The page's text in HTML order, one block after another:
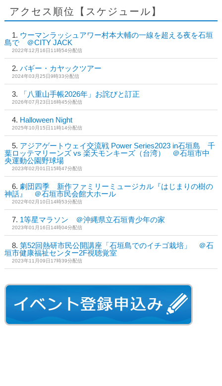
アクセス順位【スケジュール】
ウーマンラッシュアワー村本大輔の一線を超える夜を石垣
島で ＠CITY JACK
2022年12月16日11時54分配信
バギー・カヤックツアー
2024年03月25日9時33分配信
「八重山手帳2026年」お詫びと訂正
2026年07月23日16時45分配信
Halloween Night
2025年10月15日11時14分配信
アジアゲートウェイ交流戦 Power Series2023 in石垣島 千
葉ロッテマリーンズ vs 楽天モンキーズ（台湾） ＠石垣市中
央運動公園野球場
2023年02月01日15時47分配信
劇団四季 新作ファミリーミュージカル『はじまりの樹の
神話』 ＠石垣市民会館大ホール
2022年02月10日14時53分配信
1等星マラソン ＠沖縄県立石垣青少年の家
2023年01月16日14時04分配信
第52回熱研市民公開講座「石垣島でのイチゴ栽培」 ＠石
垣市健康福祉センター2F視聴覚室
2023年11月09日17時39分配信